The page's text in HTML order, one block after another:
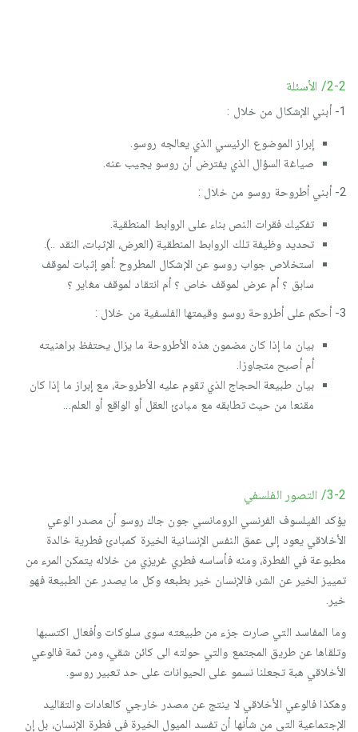
2-2/ الأسئلة
1- أبني الإشكال من خلال :
إبراز الموضوع الرئيسي الذي يعالجه روسو.
صياغة السؤال الذي يفترض أن روسو يجيب عنه.
2- أبني أطروحة روسو من خلال :
تفكيك فقرات النص بناء على الروابط المنطقية.
تحديد وظيفة تلك الروابط المنطقية (العرض، الإثبات، النقد ..).
استخلاص جواب روسو عن الإشكال المطروح :أهو إثبات لموقف
سابق ؟ أم عرض لموقف خاص ؟ أم انتقاد لموقف مغاير ؟
3- أحكم على أطروحة روسو وقيمتها الفلسفية من خلال :
بيان ما إذا كان مضمون هذه الأطروحة ما يزال يحتفظ براهنيته
أم أصبح متجاوزا.
بيان طبيعة الحجاج الذي تقوم عليه الأطروحة، مع إبراز ما إذا كان
مقنعا من حيث تطابقه مع مبادئ العقل أو الواقع أو العلم...
3-2/ التصور الفلسفي
يؤكد الفيلسوف الفرنسي الرومانسي جون جاك روسو أن مصدر الوعي
الأخلاقي يعود إلى عمق النفس الإنسانية الخيرة كمبادئ فطرية خالدة
مطبوعة في الفطرة، ومنه فأساسه فطري غريزي من خلاله يتمكن المرء من
تمييز الخير عن الشر، فالإنسان خير بطبعه وكل ما يصدر عن الطبيعة فهو
خير.
وما المفاسد التي صارت جزء من طبيعته سوى سلوكات وأفعال اكتسبها
وتلقاها عن طريق المجتمع والتي حولته الى كائن شقي، ومن ثمة فالوعي
الأخلاقي هبة تجعلنا نسمو على الحيوانات على حد تعبير روسو.
وهكذا فالوعي الأخلاقي لا ينتج عن مصدر خارجي كالعادات والتقاليد
الإجتماعية التي من شأنها أن تفسد الميول الخيرة في فطرة الإنسان، بل إن